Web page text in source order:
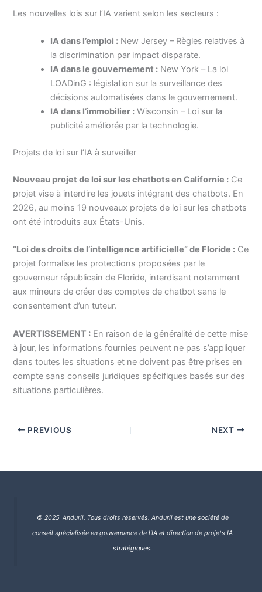
Les nouvelles lois sur l’IA varient selon les secteurs :
IA dans l’emploi : New Jersey – Règles relatives à
la discrimination par impact disparate.
IA dans le gouvernement : New York – La loi
LOADinG : législation sur la surveillance des
décisions automatisées dans le gouvernement.
IA dans l’immobilier : Wisconsin – Loi sur la
publicité améliorée par la technologie.
Projets de loi sur l’IA à surveiller
Nouveau projet de loi sur les chatbots en Californie : Ce
projet vise à interdire les jouets intégrant des chatbots. En
2026, au moins 19 nouveaux projets de loi sur les chatbots
ont été introduits aux États-Unis.
“Loi des droits de l’intelligence artificielle” de Floride : Ce
projet formalise les protections proposées par le
gouverneur républicain de Floride, interdisant notamment
aux mineurs de créer des comptes de chatbot sans le
consentement d’un tuteur.
AVERTISSEMENT : En raison de la généralité de cette mise
à jour, les informations fournies peuvent ne pas s’appliquer
dans toutes les situations et ne doivent pas être prises en
compte sans conseils juridiques spécifiques basés sur des
situations particulières.
PREVIOUS NEXT
© 2025 Anduril. Tous droits réservés. Anduril est une société de
conseil spécialisée en gouvernance de l’IA et direction de projets IA
stratégiques.